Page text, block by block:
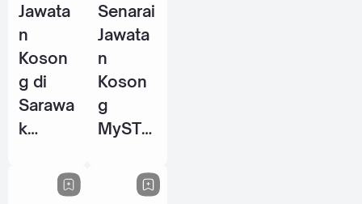
- 25
Jun
2026
29 Mei
2026
Jawata
n
Koson
g di
Sarawa
k
Berhad
Senarai
Jawata
n
Koson
g
MySTE
2026